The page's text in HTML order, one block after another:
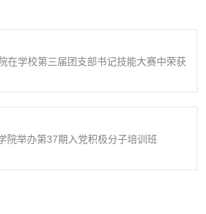
在学校第三届团支部书记技能大赛中荣获
院举办第37期入党积极分子培训班